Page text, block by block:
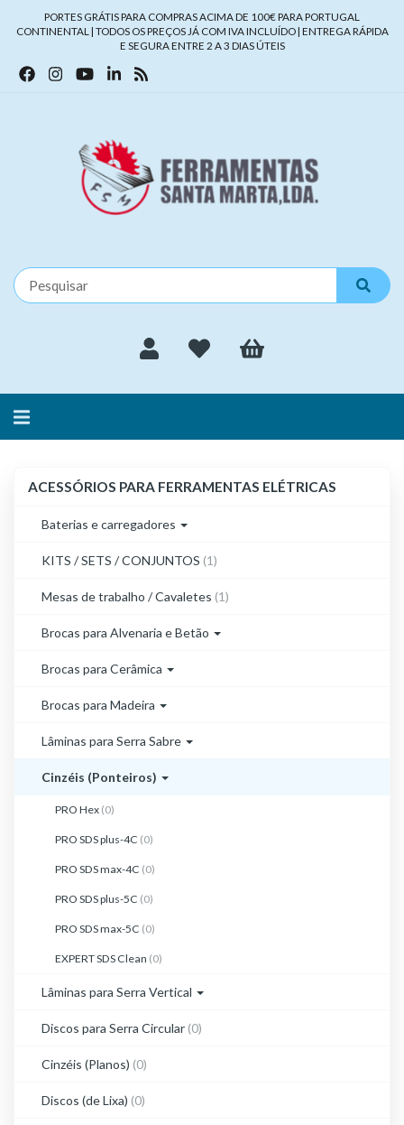
PORTES GRÁTIS PARA COMPRAS ACIMA DE 100€ PARA PORTUGAL
CONTINENTAL | TODOS OS PREÇOS JÁ COM IVA INCLUÍDO | ENTREGA RÁPIDA
E SEGURA ENTRE 2 A 3 DIAS ÚTEIS
Alternar
PARA
ELÉTRICAS
ACESSÓRIOS PARA FERRAMENTAS ELÉTRICAS
Baterias e carregadores
KITS / SETS / CONJUNTOS (1)
Mesas de trabalho / Cavaletes (1)
Brocas para Alvenaria e Betão
Brocas para Cerâmica
Brocas para Madeira
Lâminas para Serra Sabre
Cinzéis (Ponteiros)
PRO Hex (0)
PRO SDS plus-4C (0)
PRO SDS max-4C (0)
PRO SDS plus-5C (0)
PRO SDS max-5C (0)
EXPERT SDS Clean (0)
Lâminas para Serra Vertical
Discos para Serra Circular (0)
Cinzéis (Planos) (0)
Discos (de Lixa) (0)